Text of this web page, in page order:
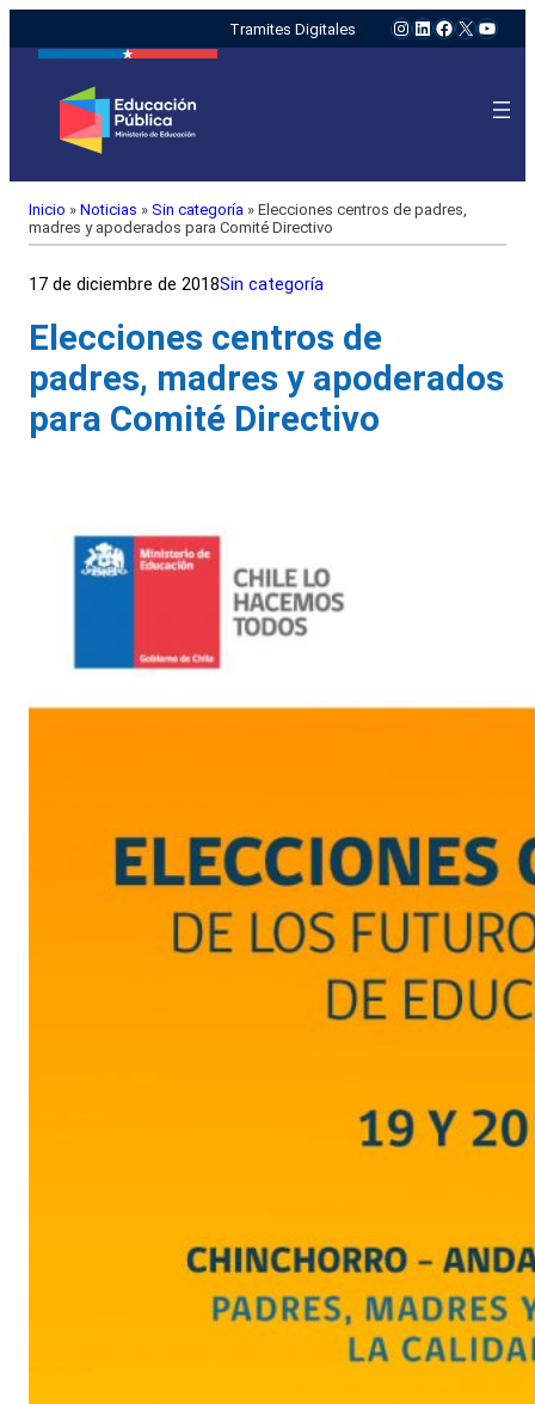
Tramites Digitales Instagram
LinkedIn
Facebook
X
Inicio » Noticias » Sin categoría » Elecciones centros de padres,
madres y apoderados para Comité Directivo
17 de diciembre de 2018Sin categoría
Elecciones centros de
padres, madres y apoderados
para Comité Directivo